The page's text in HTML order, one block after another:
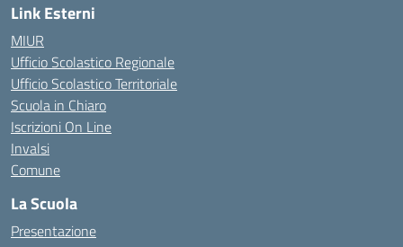
Link Esterni
MIUR
Ufficio Scolastico Regionale
Ufficio Scolastico Territoriale
Scuola in Chiaro
Iscrizioni On Line
Invalsi
Comune
La Scuola
Presentazione